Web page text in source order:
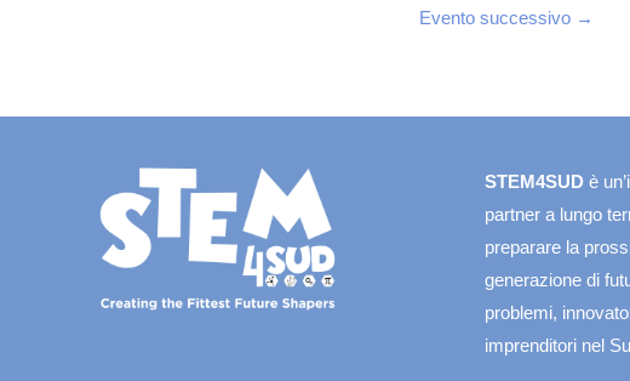
Evento successivo →
STEM4SUD è
partner a lungo
preparare la
generazione di
problemi,
imprenditori nel